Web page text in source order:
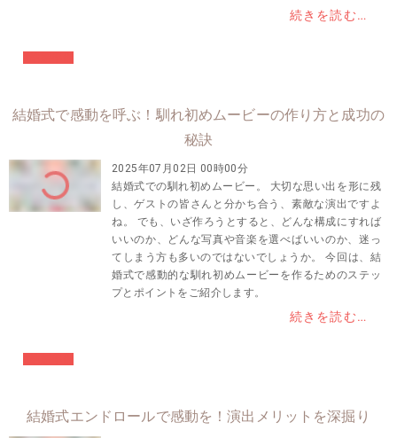
続きを読む…
結婚式で感動を呼ぶ！馴れ初めムービーの作り方と成功の
秘訣
2025年07月02日 00時00分
結婚式での馴れ初めムービー。 大切な思い出を形に残
し、ゲストの皆さんと分かち合う、素敵な演出ですよ
ね。 でも、いざ作ろうとすると、どんな構成にすれば
いいのか、どんな写真や音楽を選べばいいのか、迷っ
てしまう方も多いのではないでしょうか。 今回は、結
婚式で感動的な馴れ初めムービーを作るためのステッ
プとポイントをご紹介します。
続きを読む…
結婚式エンドロールで感動を！演出メリットを深掘り